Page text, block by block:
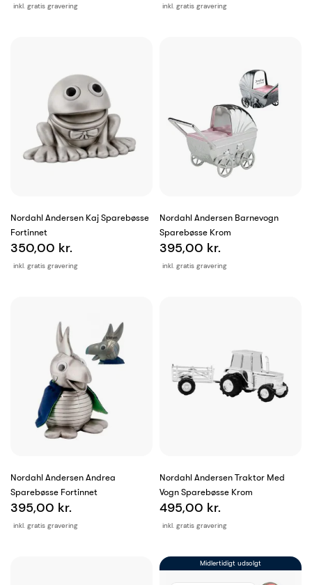
inkl. gratis gravering inkl. gratis gravering
Nordahl Andersen Kaj Sparebøsse
Fortinnet
inkl. gratis gravering
350,00 kr.
Nordahl Andersen Barnevogn
Sparebøsse Krom
inkl. gratis gravering
395,00 kr.
Nordahl Andersen Andrea
Sparebøsse Fortinnet
inkl. gratis gravering
395,00 kr.
Nordahl Andersen Traktor Med
Vogn Sparebøsse Krom
inkl. gratis gravering
495,00 kr.
Midlertidigt udsolgt